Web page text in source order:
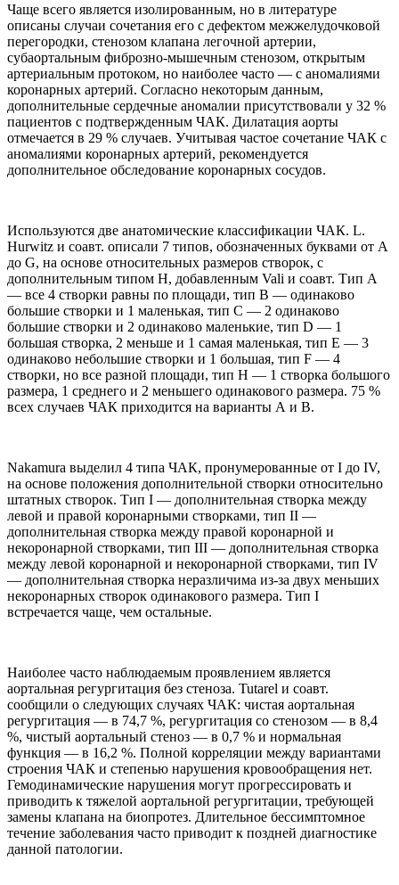
Чаще всего является изолированным, но в литературе
описаны случаи сочетания его с дефектом межжелудочковой
перегородки, стенозом клапана легочной артерии,
субаортальным фиброзно-мышечным стенозом, открытым
артериальным протоком, но наиболее часто — с аномалиями
коронарных артерий. Согласно некоторым данным,
дополнительные сердечные аномалии присутствовали у 32 %
пациентов с подтвержденным ЧАК. Дилатация аорты
отмечается в 29 % случаев. Учитывая частое сочетание ЧАК с
аномалиями коронарных артерий, рекомендуется
дополнительное обследование коронарных сосудов.
Используются две анатомические классификации ЧАК. L.
Hurwitz и соавт. описали 7 типов, обозначенных буквами от А
до G, на основе относительных размеров створок, с
дополнительным типом Н, добавленным Vali и соавт. Тип А
— все 4 створки равны по площади, тип В — одинаково
большие створки и 1 маленькая, тип С — 2 одинаково
большие створки и 2 одинаково маленькие, тип D — 1
большая створка, 2 меньше и 1 самая маленькая, тип Е — 3
одинаково небольшие створки и 1 большая, тип F — 4
створки, но все разной площади, тип Н — 1 створка большого
размера, 1 среднего и 2 меньшего одинакового размера. 75 %
всех случаев ЧАК приходится на варианты А и В.
Nakamura выделил 4 типа ЧАК, пронумерованные от I до IV,
на основе положения дополнительной створки относительно
штатных створок. Тип I — дополнительная створка между
левой и правой коронарными створками, тип II —
дополнительная створка между правой коронарной и
некоронарной створками, тип III — дополнительная створка
между левой коронарной и некоронарной створками, тип IV
— дополнительная створка неразличима из-за двух меньших
некоронарных створок одинакового размера. Тип I
встречается чаще, чем остальные.
Наиболее часто наблюдаемым проявлением является
аортальная регургитация без стеноза. Tutarel и соавт.
сообщили о следующих случаях ЧАК: чистая аортальная
регургитация — в 74,7 %, регургитация со стенозом — в 8,4
%, чистый аортальный стеноз — в 0,7 % и нормальная
функция — в 16,2 %. Полной корреляции между вариантами
строения ЧАК и степенью нарушения кровообращения нет.
Гемодинамические нарушения могут прогрессировать и
приводить к тяжелой аортальной регургитации, требующей
замены клапана на биопротез. Длительное бессимптомное
течение заболевания часто приводит к поздней диагностике
данной патологии.